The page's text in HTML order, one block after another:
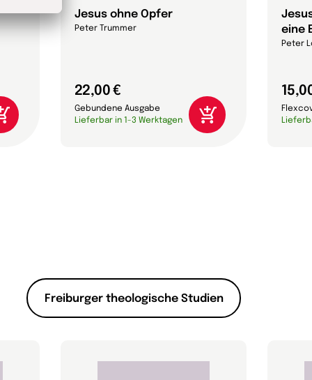
Jesus ohne Opfer
Peter Trummer
22,00 €
Gebundene Ausgabe
Lieferbar in 1-3 Werktagen
eine
Peter
Freiburger theologische Studien